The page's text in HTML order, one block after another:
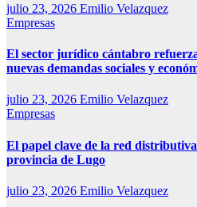
julio 23, 2026 Emilio Velazquez
Empresas
El sector jurídico cántabro
nuevas demandas sociales y
julio 23, 2026 Emilio Velazquez
Empresas
El papel clave de la red
provincia de Lugo
julio 23, 2026 Emilio Velazquez